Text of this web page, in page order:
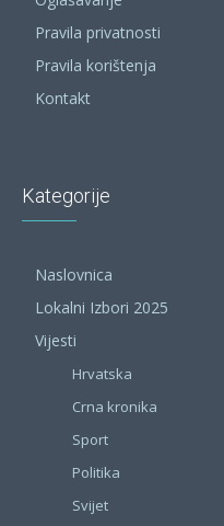
Pravila privatnosti
Pravila korištenja
Kontakt
Kategorije
Naslovnica
Lokalni Izbori 2025
Vijesti
Hrvatska
Crna kronika
Sport
Politika
Svijet